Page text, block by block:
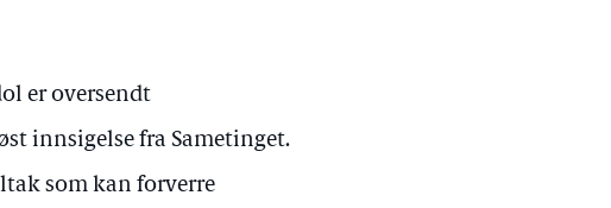
er oversendt
innsigelse fra Sametinget.
som kan forverre